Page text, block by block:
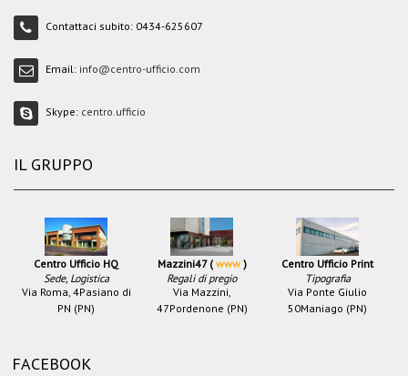
Contattaci subito: 0434-625607
Email: info@centro-ufficio.com
Skype: centro.ufficio
IL GRUPPO
Centro Ufficio HQ
Sede, Logistica
Via Roma, 4Pasiano di
PN (PN)
Mazzini47 (www)
Regali di pregio
Via Mazzini,
47Pordenone (PN)
Centro Ufficio Print
Tipografia
Via Ponte Giulio
50Maniago (PN)
FACEBOOK